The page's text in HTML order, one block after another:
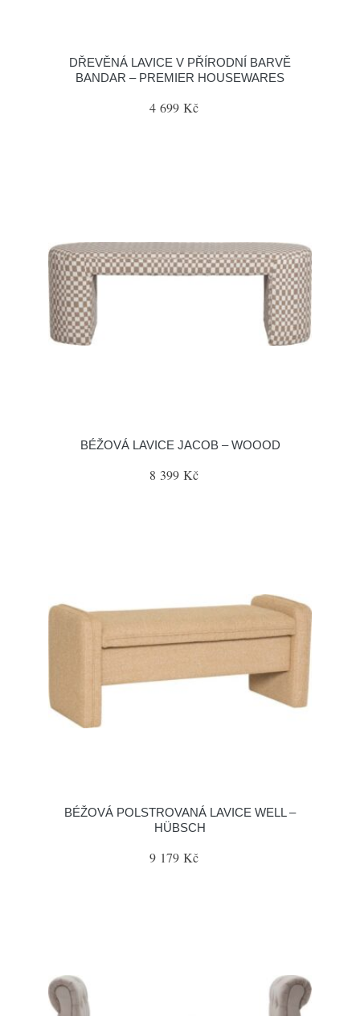
DŘEVĚNÁ LAVICE V PŘÍRODNÍ BARVĚ
BANDAR – PREMIER HOUSEWARES
4 699 Kč
BÉŽOVÁ LAVICE JACOB – WOOOD
8 399 Kč
BÉŽOVÁ POLSTROVANÁ LAVICE WELL –
HÜBSCH
9 179 Kč